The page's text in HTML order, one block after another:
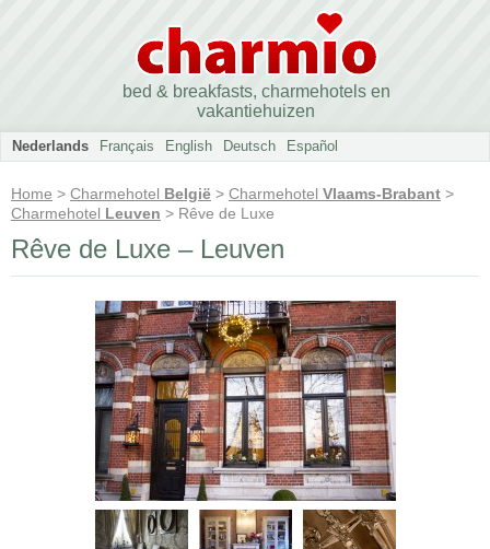
bed & breakfasts, charmehotels en
vakantiehuizen
Nederlands Français English Deutsch Español
Home > Charmehotel België > Charmehotel Vlaams-Brabant >
Charmehotel Leuven > Rêve de Luxe
Rêve de Luxe – Leuven